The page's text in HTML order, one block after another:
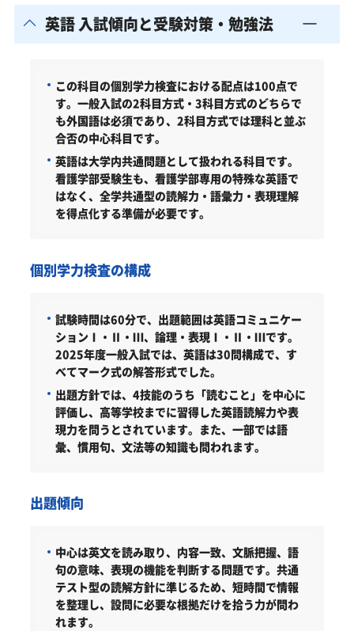
英語 入試傾向と受験対策・勉強法
この科目の個別学力検査における配点は100点で
す。一般入試の2科目方式・3科目方式のどちらで
も外国語は必須であり、2科目方式では理科と並ぶ
合否の中心科目です。
英語は大学内共通問題として扱われる科目です。
看護学部受験生も、看護学部専用の特殊な英語で
はなく、全学共通型の読解力・語彙力・表現理解
を得点化する準備が必要です。
個別学力検査の構成
試験時間は60分で、出題範囲は英語コミュニケー
ションⅠ・Ⅱ・Ⅲ、論理・表現Ⅰ・Ⅱ・Ⅲです。
2025年度一般入試では、英語は30問構成で、す
べてマーク式の解答形式でした。
出題方針では、4技能のうち「読むこと」を中心に
評価し、高等学校までに習得した英語読解力や表
現力を問うとされています。また、一部では語
彙、慣用句、文法等の知識も問われます。
出題傾向
中心は英文を読み取り、内容一致、文脈把握、語
句の意味、表現の機能を判断する問題です。共通
テスト型の読解方針に準じるため、短時間で情報
を整理し、設問に必要な根拠だけを拾う力が問わ
れます。